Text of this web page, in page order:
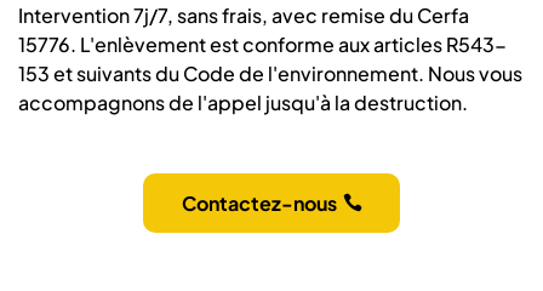
Intervention 7j/7, sans frais, avec remise du Cerfa
15776. L'enlèvement est conforme aux articles R543-
153 et suivants du Code de l'environnement. Nous vous
accompagnons de l'appel jusqu'à la destruction.
Contactez-nous